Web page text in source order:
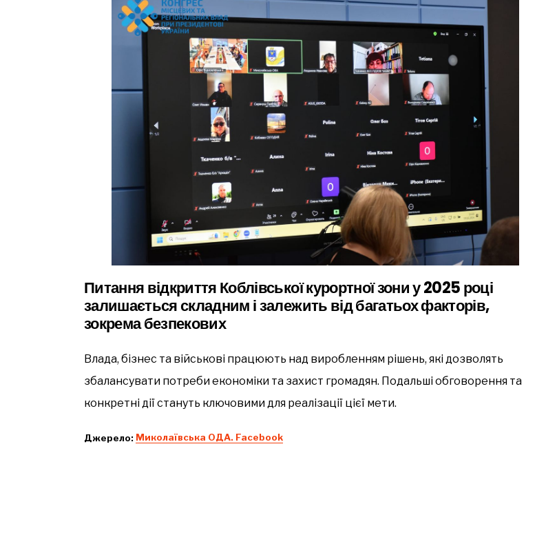
Питання відкриття Коблівської курортної зони у 2025 році
залишається складним і залежить від багатьох факторів,
зокрема безпекових
Влада, бізнес та військові працюють над виробленням рішень, які дозволять
збалансувати потреби економіки та захист громадян. Подальші обговорення та
конкретні дії стануть ключовими для реалізації цієї мети.
Джерело: Миколаївська ОДА. Facebook